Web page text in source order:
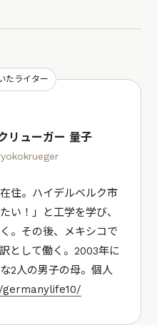
たライター
リューガー 量子
住。ハイデルベルク市
い！」と工学を学び、
。その後、メキシコで
として働く。2003年に
2人の男子の母。個人